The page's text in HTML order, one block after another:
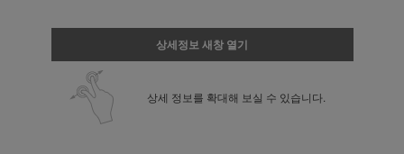
상세정보 새창 열기
상세 정보를 확대해 보실 수 있습니다.